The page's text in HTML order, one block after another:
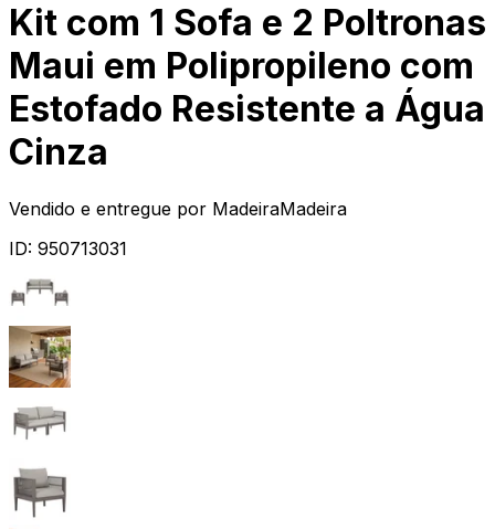
Kit com 1 Sofa e 2 Poltronas
Maui em Polipropileno com
Estofado Resistente a Água
Cinza
Vendido e entregue por MadeiraMadeira
ID: 950713031